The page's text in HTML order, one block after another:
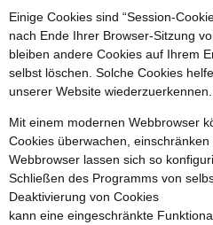
Einige Cookies sind “Session-
nach Ende Ihrer Browser-Sitzung
bleiben andere Cookies auf Ihrem
selbst löschen. Solche Cookies
unserer Website wiederzuerkennen.
Mit einem modernen Webbrowser
Cookies überwachen,
Webbrowser lassen sich so
Schließen des Programms von
Deaktivierung von Cookies
kann eine eingeschränkte